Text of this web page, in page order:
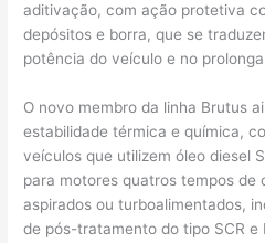
aditivação, com ação protetiva
depósitos e borra, que se
potência do veículo e no
O novo membro da linha Brutus
estabilidade térmica e química,
veículos que utilizem óleo diesel
para motores quatros tempos de
aspirados ou turboalimentados,
de pós-tratamento do tipo SCR e